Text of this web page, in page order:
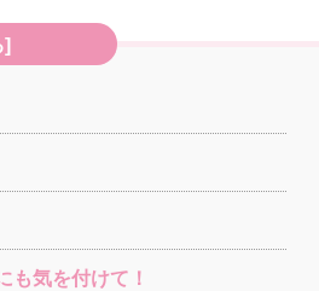
]
も気を付けて！